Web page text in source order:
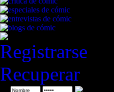
Registrarse
Recuperar